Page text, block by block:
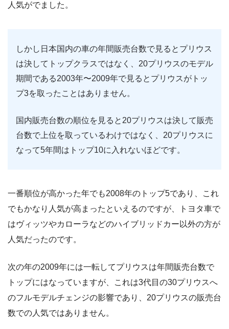
人気がでました。
しかし日本国内の車の年間販売台数で見るとプリウス
は決してトップクラスではなく、20プリウスのモデル
期間である2003年〜2009年で見るとプリウスがトッ
プ3を取ったことはありません。
国内販売台数の順位を見ると20プリウスは決して販売
台数で上位を取っているわけではなく、20プリウスに
なって5年間はトップ10に入れないほどです。
一番順位が高かった年でも2008年のトップ5であり、これ
でもかなり人気が高まったといえるのですが、トヨタ車で
はヴィッツやカローラなどのハイブリッドカー以外の方が
人気だったのです。
次の年の2009年には一転してプリウスは年間販売台数で
トップにはなっていますが、これは3代目の30プリウスへ
のフルモデルチェンジの影響であり、20プリウスの販売台
数での人気ではありません。